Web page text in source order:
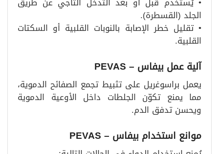
الجلد (القسطرة).
• تقليل خطر الإصابة بالنوبات القلبية أو السكتات
القلبية.
آلية عمل بيفاس – PEVAS
يعمل براسوغريل على تثبيط تجمع الصفائح الدموية،
مما يمنع تكوّن الجلطات داخل الأوعية الدموية
ويحسن تدفق الدم.
موانع استخدام بيفاس – PEVAS